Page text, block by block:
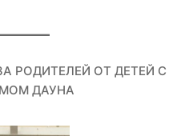
РОДИТЕЛЕЙ ОТ ДЕТЕЙ С
ДАУНА